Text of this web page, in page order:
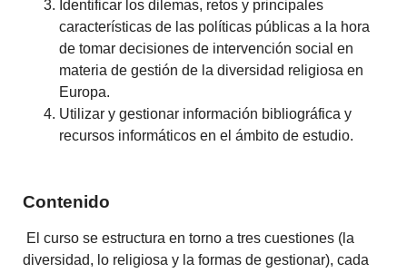
Identificar los dilemas, retos y principales
características de las políticas públicas a la hora
de tomar decisiones de intervención social en
materia de gestión de la diversidad religiosa en
Europa.
Utilizar y gestionar información bibliográfica y
recursos informáticos en el ámbito de estudio.
Contenido
El curso se estructura en torno a tres cuestiones (la
diversidad, lo religiosa y la formas de gestionar), cada